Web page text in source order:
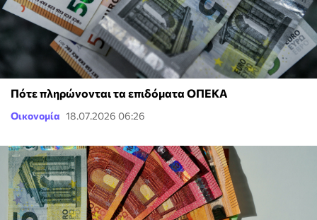
Πότε πληρώνονται τα επιδόματα ΟΠΕΚΑ
Οικονομία 18.07.2026 06:26